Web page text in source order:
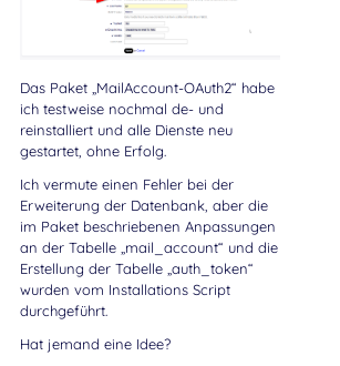
Das Paket „MailAccount-OAuth2“ habe
ich testweise nochmal de- und
reinstalliert und alle Dienste neu
gestartet, ohne Erfolg.
Ich vermute einen Fehler bei der
Erweiterung der Datenbank, aber die
im Paket beschriebenen Anpassungen
an der Tabelle „mail_account“ und die
Erstellung der Tabelle „auth_token“
wurden vom Installations Script
durchgeführt.
Hat jemand eine Idee?